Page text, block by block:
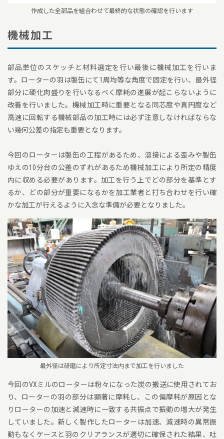
作成した全部品を組合わせて最終的な状態の確認を行います
機械加工
部品単位のスケッチと材料選定を行い最後に機械加工を行いま
す。ローターの羽は製缶にて1周均等な角度で固定を行い、最外径
部分に硬化肉盛りを行いなるべく摩耗の進展が起こらないように
改善を行いました。機械加工時に重要となる同芯度や真円度など
高速に回転する機械部品の加工時には必ず注意しなければならな
い幾何公差の指定も重要となります。
今回のローターは製缶の工程があるため、溶接による歪みや製缶
ゆえの10分台の公差のずれがあるため機械加工により所定の精度
内に収める必要があります。加工を行う上でどの部分を基準とす
るか、どの部分が重要になるかを加工業者と打ち合わせを行い確
かな加工が行えるように入念な準備が必要となりました。
最外径は研磨により所定寸法内まで加工を行いました
今回のVXミルのローターは粉々になった炭の搬送に使用されてお
り、ローターの羽の部分は顕著に摩耗し、この偏摩耗が原因とな
りローターの加速と減速時に一致する共振点で振動の増大が発生
していました。新しく製作したローターは加速、減速時の異常振
動もなくケースと羽のクリアランスが適切に確保された結果、吐